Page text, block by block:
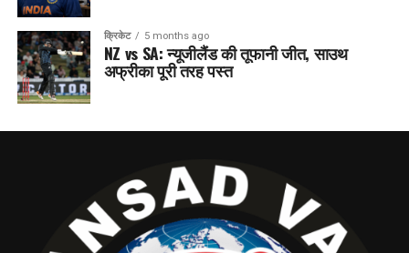
क्रिकेट 5 months ago
NZ vs SA: न्यूजीलैंड की तूफानी जीत, साउथ
अफ्रीका पूरी तरह पस्त